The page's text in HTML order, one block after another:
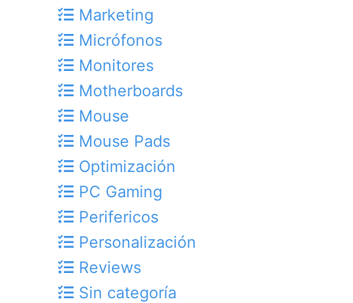
Marketing
Micrófonos
Monitores
Motherboards
Mouse
Mouse Pads
Optimización
PC Gaming
Perifericos
Personalización
Reviews
Sin categoría